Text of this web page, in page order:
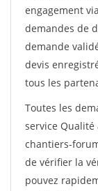
engagement
demandes de
demande
devis
tous les
Toutes les
service
chantiers-
de vérifier la
pouvez